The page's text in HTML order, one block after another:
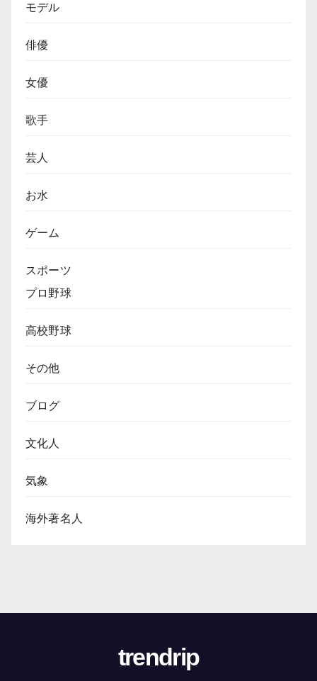
モデル
俳優
女優
歌手
芸人
お水
ゲーム
スポーツ
プロ野球
高校野球
その他
ブログ
文化人
気象
海外著名人
trendrip